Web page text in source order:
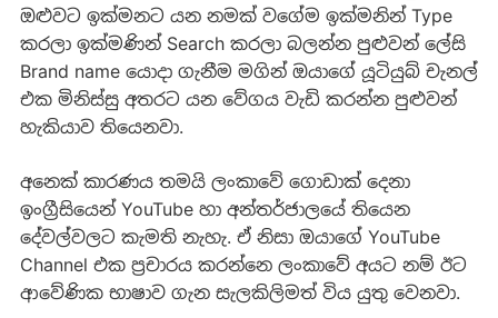
ඔළුවට ඉක්මනට යන නමක් වගේම ඉක්මනින් Type
කරලා ඉක්මණින් Search කරලා බලන්න පුළුවන් ලේසි
Brand name යොදා ගැනීම මගින් ඔයාගේ යූටියුබ් චැනල්
එක මිනිස්සු අතරට යන වේගය වැඩි කරන්න පුළුවන්
හැකියාව තියෙනවා.
අනෙක් කාරණය තමයි ලංකාවේ ගොඩාක් දෙනා
ඉංග්‍රීසියෙන් YouTube හා අන්තර්ජාලයේ තියෙන
දේවල්වලට කැමති නැහැ. ඒ නිසා ඔයාගේ YouTube
Channel එක ප්‍රචාරය කරන්නෙ ලංකාවේ අයට නම් ඊට
ආවේණික භාෂාව ගැන සැලකිලිමත් විය යුතු වෙනවා.